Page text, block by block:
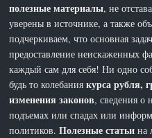
полезные материалы, не
уверены в источнике, а также
подчеркиваем, что основная
предоставление неискаженных
каждый сам для себя! Ни одно
будь то колебаниякурса рубля,
изменения законов, сведения о
подъемах или спадах или
политиков.Полезные статьи на